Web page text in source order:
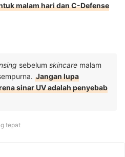
malam hari dan C-Defense
sebelum skincare malam
Jangan lupa
sinar UV adalah penyebab
tepat